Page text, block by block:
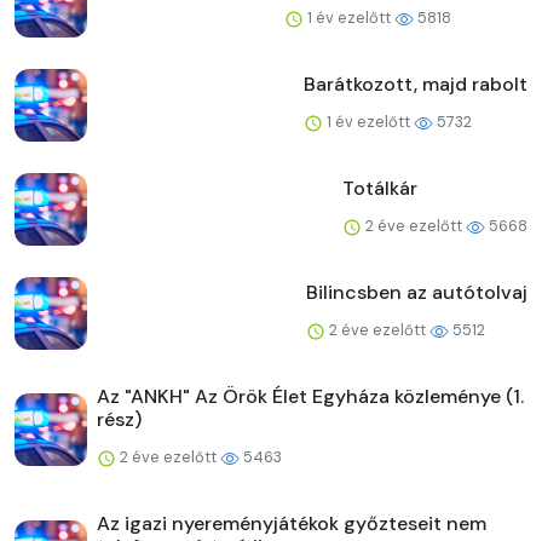
1 év ezelőtt 5818
Barátkozott, majd rabolt
1 év ezelőtt 5732
Totálkár
2 éve ezelőtt 5668
Bilincsben az autótolvaj
2 éve ezelőtt 5512
Az "ANKH" Az Örök Élet Egyháza közleménye (1.
rész)
2 éve ezelőtt 5463
Az igazi nyereményjátékok győzteseit nem